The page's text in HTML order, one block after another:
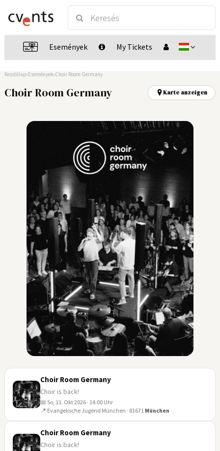
Események My Tickets
Kezdőlap Események Choir Room Germany
Choir Room Germany Karte anzeigen
OKT
Choir Room Germany
Choir is back!
📅 So, 11. Okt 2026 · 14:00 Uhr
📍 Evangelische Jugend München · 81671 München
Choir Room Germany
Choir is back!